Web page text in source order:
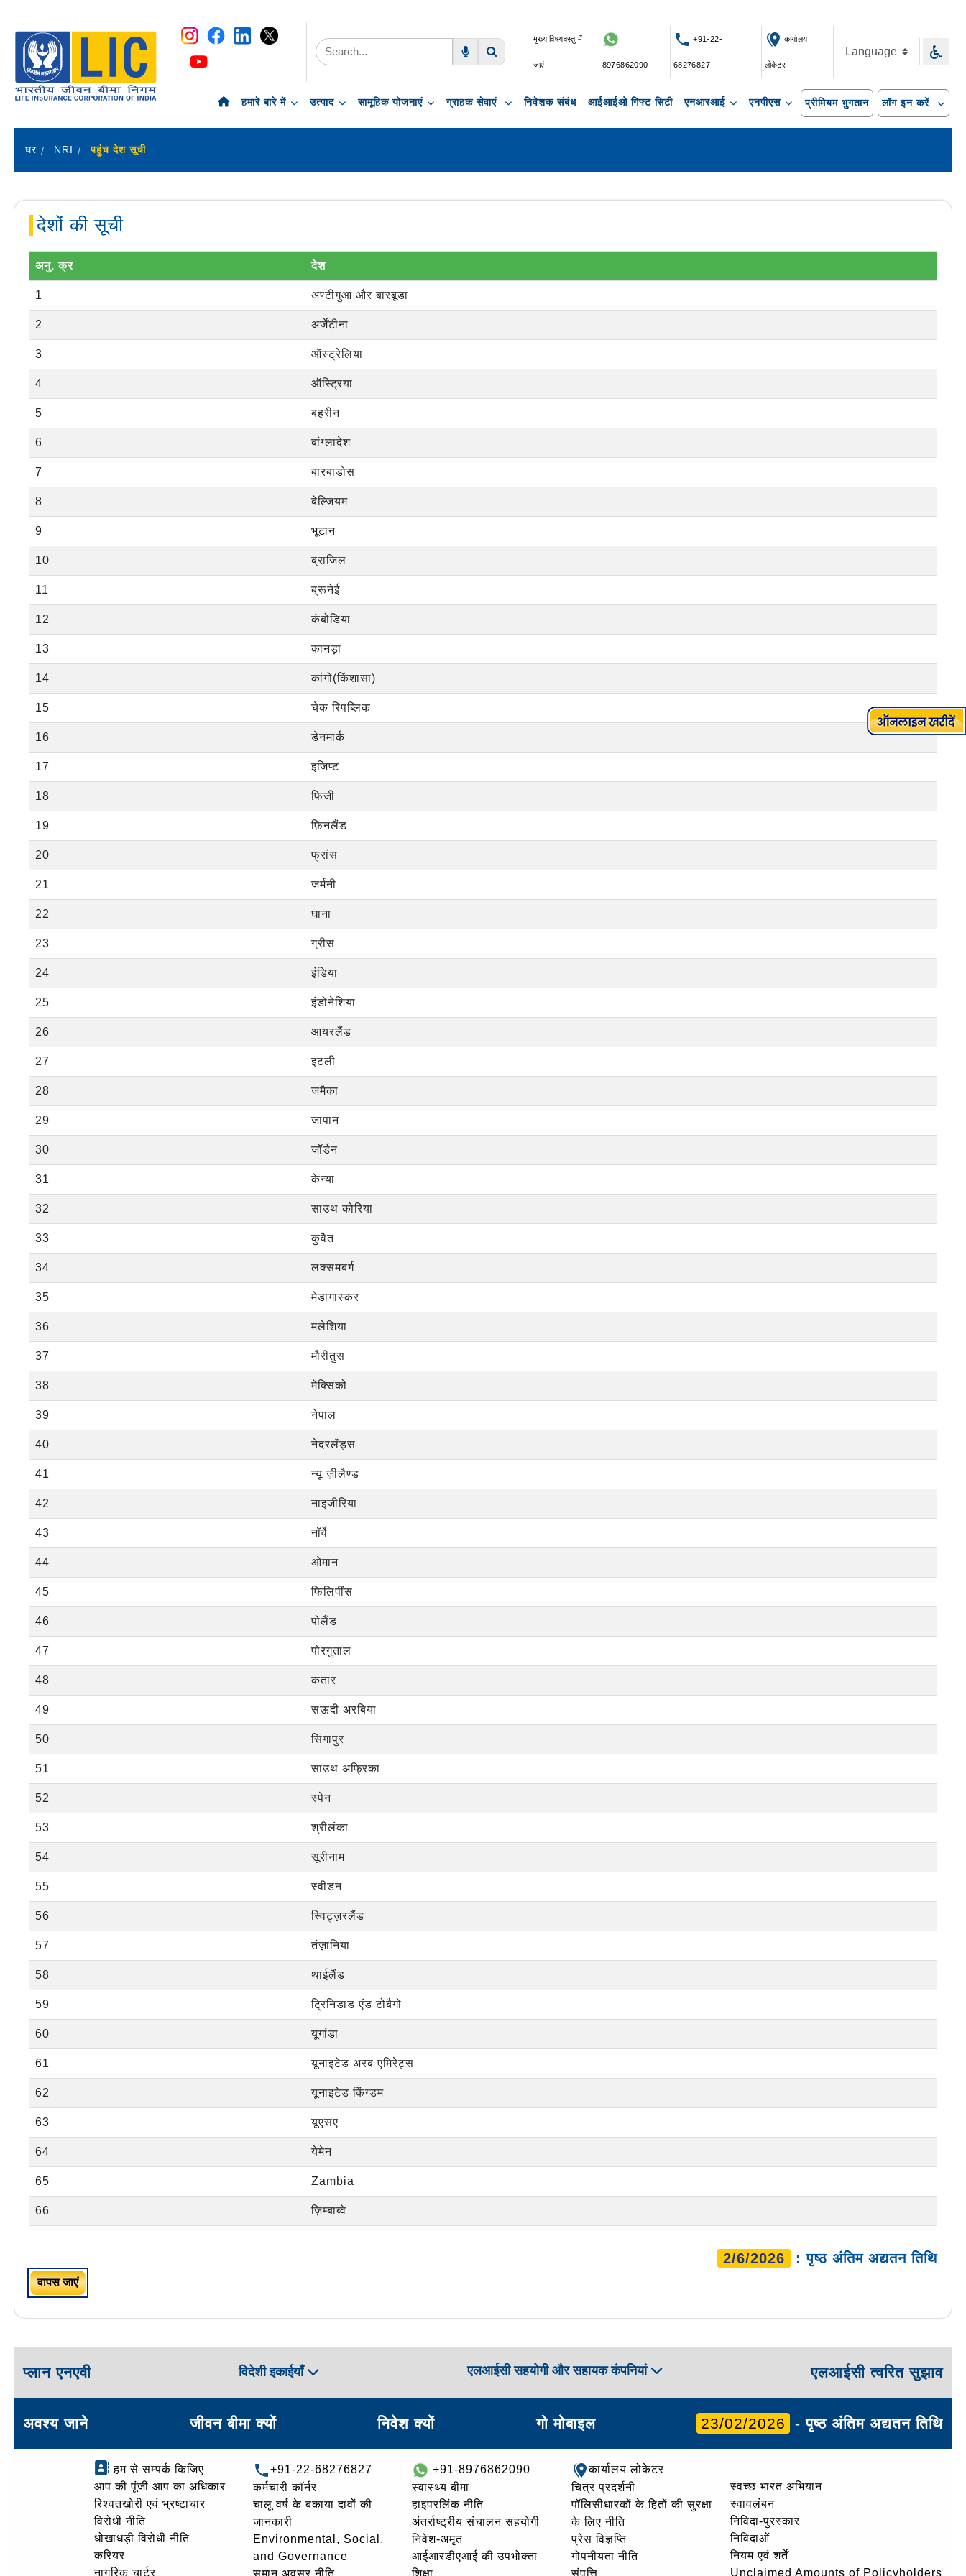
मुख्य विषयवस्तु में
जाएं 8976862090
+91-22-
68276827
कार्यालय
लोकेटर
हमारे बारे में उत्पाद सामूहिक योजनाएं ग्राहक सेवाएं निवेशक संबंध आईआईओ गिफ्ट सिटी एनआरआई एनपीएस प्रीमियम भुगतान लॉग इन करें
घर NRI पहुंच देश सूची
देशों की सूची
अनु. क्र देश
1 अण्टीगुआ और बारबूडा
2 अर्जेंटीना
3 ऑस्ट्रेलिया
4 ऑस्ट्रिया
5 बहरीन
6 बांग्लादेश
7 बारबाडोस
8 बेल्जियम
9 भूटान
10 ब्राजिल
11 ब्रूनेई
12 कंबोडिया
13 कानड़ा
14 कांगो(किंशासा)
15 चेक रिपब्लिक
16 डेनमार्क
17 इजिप्ट
18 फिजी
19 फ़िनलैंड
20 फ्रांस
21 जर्मनी
22 घाना
23 ग्रीस
24 इंडिया
25 इंडोनेशिया
26 आयरलैंड
27 इटली
28 जमैका
29 जापान
30 जॉर्डन
31 केन्या
32 साउथ कोरिया
33 कुवैत
34 लक्समबर्ग
35 मेडागास्कर
36 मलेशिया
37 मौरीतुस
38 मेक्सिको
39 नेपाल
40 नेदरलॅंड्स
41 न्यू ज़ीलैण्ड
42 नाइजीरिया
43 नॉर्वे
44 ओमान
45 फिलिपींस
46 पोलैंड
47 पोरगुताल
48 कतार
49 सऊदी अरबिया
50 सिंगापुर
51 साउथ अफ्रिका
52 स्पेन
53 श्रीलंका
54 सूरीनाम
55 स्वीडन
56 स्विट्ज़रलैंड
57 तंज़ानिया
58 थाईलैंड
59 ट्रिनिडाड एंड टोबैगो
60 यूगांडा
61 यूनाइटेड अरब एमिरेट्स
62 यूनाइटेड किंग्डम
63 यूएसए
64 येमेन
65 Zambia
66 ज़िम्बाब्वे
2/6/2026 : पृष्ठ अंतिम अद्यतन तिथि
वापस जाएं
प्लान एनएवी विदेशी इकाईयाँ एलआईसी सहयोगी और सहायक कंपनियां एलआईसी त्वरित सुझाव
अवश्य जाने जीवन बीमा क्यों निवेश क्यों गो मोबाइल 23/02/2026 - पृष्ठ अंतिम अद्यतन तिथि
हम से सम्पर्क किजिए
आप की पूंजी आप का अधिकार
रिश्वतखोरी एवं भ्रष्टाचार
विरोधी नीति
धोखाधड़ी विरोधी नीति
करियर
नागरिक चार्टर
+91-22-68276827
कर्मचारी कॉर्नर
चालू वर्ष के बकाया दावों की
जानकारी
Environmental, Social,
and Governance
समान अवसर नीति
+91-8976862090
स्वास्थ्य बीमा
हाइपरलिंक नीति
अंतर्राष्ट्रीय संचालन सहयोगी
निवेश-अमृत
आईआरडीएआई की उपभोक्ता
शिक्षा
कार्यालय लोकेटर
चित्र प्रदर्शनी
पॉलिसीधारकों के हितों की सुरक्षा
के लिए नीति
प्रेस विज्ञप्ति
गोपनीयता नीति
संपत्ति
स्वच्छ भारत अभियान
स्वावलंबन
निविदा-पुरस्कार
निविदाओं
नियम एवं शर्तें
Unclaimed Amounts of Policyholders